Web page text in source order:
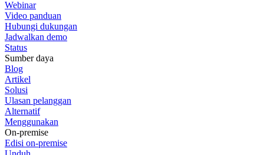
Webinar
Video panduan
Hubungi dukungan
Jadwalkan demo
Status
Sumber daya
Blog
Artikel
Solusi
Ulasan pelanggan
Alternatif
Menggunakan
On-premise
Edisi on-premise